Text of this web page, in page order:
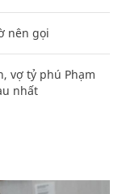
nên gọi
vợ tỷ phú Phạm
nhất